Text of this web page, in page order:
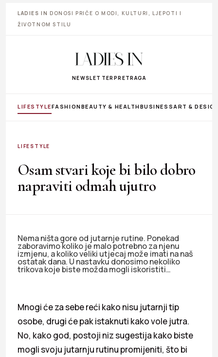
LADIES IN DONOSI PRIČE O MODI, KULTURI, LJEPOTI I
ŽIVOTNOM STILU
NEWSLETTER PRETRAGA
LIFESTYLEFASHIONBEAUTY & HEALTHBUSINESS ART &
LIFESTYLE
Osam stvari koje bi bilo dobro
napraviti odmah ujutro
Nema ništa gore od jutarnje rutine. Ponekad
zaboravimo koliko je malo potrebno za njenu
izmjenu, a koliko veliki utjecaj može imati na naš
ostatak dana. U nastavku donosimo nekoliko
trikova koje biste možda mogli iskoristiti…
Mnogi će za sebe reći kako nisu jutarnji tip
osobe, drugi će pak istaknuti kako vole jutra.
No, kako god, postoji niz sugestija kako biste
mogli svoju jutarnju rutinu promijeniti, što bi